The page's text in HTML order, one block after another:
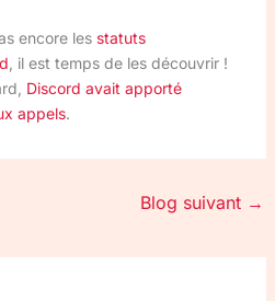
encore les statuts
, il est temps de les découvrir !
Discord avait apporté
appels.
Blog suivant →